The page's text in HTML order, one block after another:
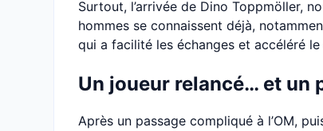
Surtout, l’arrivée de Dino Toppmöller,
hommes se connaissent déjà,
qui a facilité les échanges et accéléré
Un joueur relancé… et un
Après un passage compliqué à l’OM,